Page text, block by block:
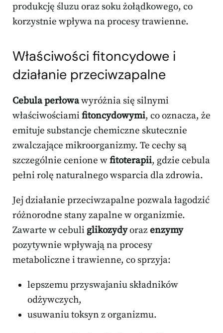
produkcję śluzu oraz soku żołądkowego, co
korzystnie wpływa na procesy trawienne.
Właściwości fitoncydowe i
działanie przeciwzapalne
Cebula perłowawyróżnia się silnymi
właściwościami fitoncydowymi, co oznacza, że
emituje substancje chemiczne skutecznie
zwalczające mikroorganizmy. Te cechy są
szczególnie cenione wfitoterapii, gdzie cebula
pełni rolę naturalnego wsparcia dla zdrowia.
Jej działanie przeciwzapalne pozwala łagodzić
różnorodne stany zapalne w organizmie.
Zawarte w cebuli glikozydyorazenzymy
pozytywnie wpływają na procesy
metaboliczne i trawienne, co sprzyja:
lepszemu przyswajaniu składników
odżywczych,
usuwaniu toksyn z organizmu.